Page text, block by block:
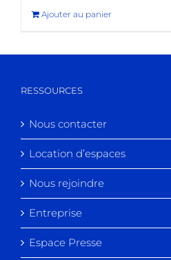
Ajouter au panier
RESSOURCES
Nous contacter
Location d’espaces
Nous rejoindre
Entreprise
Espace Presse